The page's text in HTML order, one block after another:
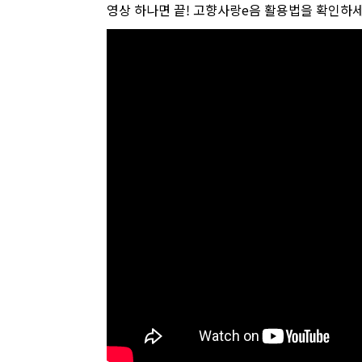
영상 하나면 끝! 고향사랑e음 활용법을 확인하